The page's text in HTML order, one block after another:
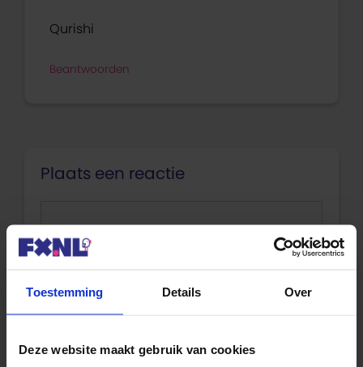
Toestemming Details Over
Deze website maakt gebruik van cookies
Qurishi
Beantwoorden
Plaats een reactie